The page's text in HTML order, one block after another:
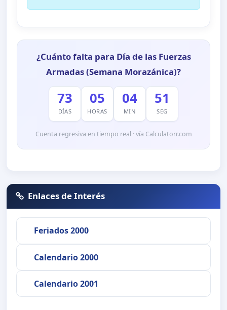
¿Cuánto falta para Día de las Fuerzas
Armadas (Semana Morazánica)?
73
DÍAS
05
HORAS
04
MIN
50
SEG
Cuenta regresiva en tiempo real · vía Calculatorr.com
Enlaces de Interés
Feriados 2000
Calendario 2000
Calendario 2001